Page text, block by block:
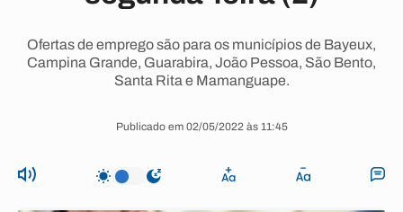
Ofertas de emprego são para os municípios de Bayeux,
Campina Grande, Guarabira, João Pessoa, São Bento,
Santa Rita e Mamanguape.
Publicado em 02/05/2022 às 11:45